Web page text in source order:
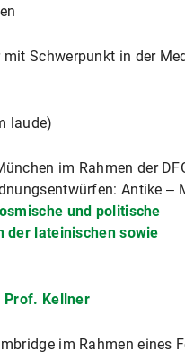
Schwerpunkt in der
laude)
im Rahmen der
Antike ‒
und politische
der lateinischen sowie
Prof. Kellner
im Rahmen eines